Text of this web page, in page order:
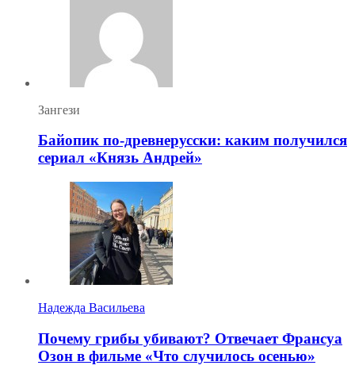
Зангези
Байопик по-древнерусски: каким получился
сериал «Князь Андрей»
Надежда Васильева
Почему грибы убивают? Отвечает Франсуа
Озон в фильме «Что случилось осенью»